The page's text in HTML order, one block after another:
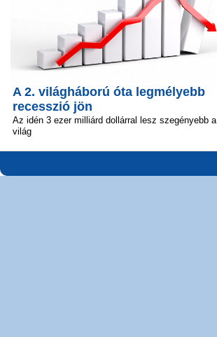
A 2. világháború óta legmélyebb
recesszió jön
Az idén 3 ezer milliárd dollárral lesz szegényebb a
világ